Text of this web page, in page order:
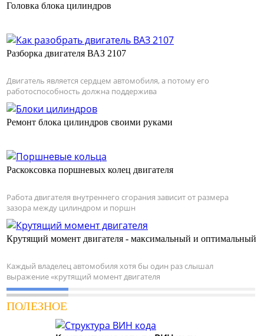
Головка блока цилиндров
Разборка двигателя ВАЗ 2107
Двигатель является сердцем автомобиля, а потому его
работоспособность должна поддержива
Ремонт блока цилиндров своими руками
Раскоксовка поршневых колец двигателя
Работа двигателя внутреннего сгорания зависит от размера
зазора между цилиндром и поршн
Крутящий момент двигателя - максимальный и оптимальный
Каждый владелец автомобиля хотя бы один раз слышал
выражение «крутящий момент двигателя
ПОЛЕЗНОЕ